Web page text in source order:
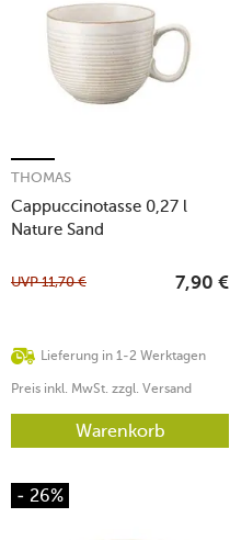
Cappuccinotasse 0,27 l
Nature Sand
THOMAS
Lieferung in 1-2 Werktagen
UVP11,70 € 7,90 €
Preis inkl. MwSt. zzgl. Versand
Warenkorb
- 26%